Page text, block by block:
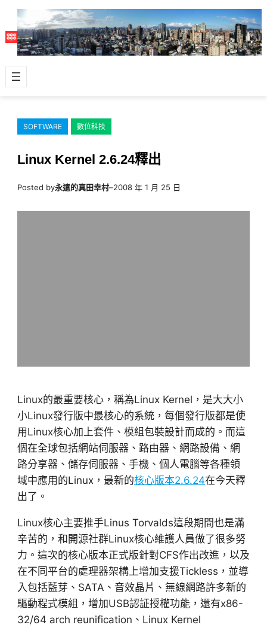
主
容
SOFTWARE 數位科技
Linux Kernel 2.6.24釋出
Posted by永遠的真田幸村–2008 年 1 月 25 日
Linux的最重要核心，稱為Linux Kernel，是大大小
小Linux發行版中最核心的系統，每個發行版都是使
用Linux核心加上套件、模組包裝設計而成的。而這
個在全球包括網站伺服器、路由器、網路設備、網
路分享器、儲存伺服器、手機、個人電腦等各種領
域中應用的Linux，最新的核心版本2.6.24在今天釋
出了。
Linux核心主要推手Linus Torvalds這段期間也是滿
辛苦的，和開源社群Linux核心維護人員做了很多努
力。這次的核心版本正式版針對CFS作出改進，以及
在不同平台的處理器架構上增加支援Tickless，並導
入包括藍芽、SATA、音效晶片、無線網路許多新的
驅動程式模組，增加USB認証授權功能，還有x86-
32/64 arch reunification、Linux Kernel